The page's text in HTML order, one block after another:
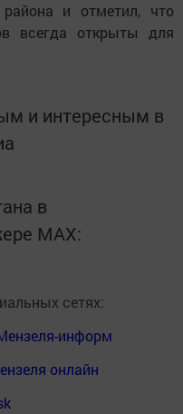
и отметил, что
всегда открыты для
и интересным в
в
MАХ:
сетях:
информ
онлайн